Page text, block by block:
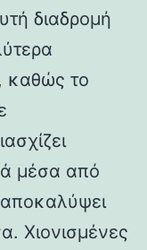
διαδρομή
καθώς το
μέσα από
Χιονισμένες